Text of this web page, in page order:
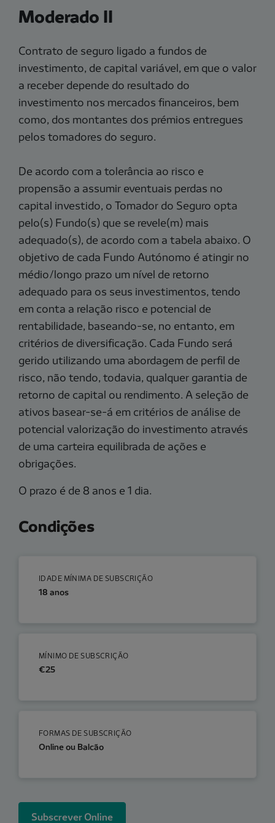
Moderado II
Contrato de seguro ligado a fundos de
investimento, de capital variável, em que o valor
a receber depende do resultado do
investimento nos mercados financeiros, bem
como, dos montantes dos prémios entregues
pelos tomadores do seguro.
De acordo com a tolerância ao risco e
propensão a assumir eventuais perdas no
capital investido, o Tomador do Seguro opta
pelo(s) Fundo(s) que se revele(m) mais
adequado(s), de acordo com a tabela abaixo. O
objetivo de cada Fundo Autónomo é atingir no
médio/longo prazo um nível de retorno
adequado para os seus investimentos, tendo
em conta a relação risco e potencial de
rentabilidade, baseando-se, no entanto, em
critérios de diversificação. Cada Fundo será
gerido utilizando uma abordagem de perfil de
risco, não tendo, todavia, qualquer garantia de
retorno de capital ou rendimento. A seleção de
ativos basear-se-á em critérios de análise de
potencial valorização do investimento através
de uma carteira equilibrada de ações e
obrigações.
O prazo é de 8 anos e 1 dia.
Condições
IDADE MÍNIMA DE SUBSCRIÇÃO
18 anos
MÍNIMO DE SUBSCRIÇÃO
€25
FORMAS DE SUBSCRIÇÃO
Online ou Balcão
Subscrever Online